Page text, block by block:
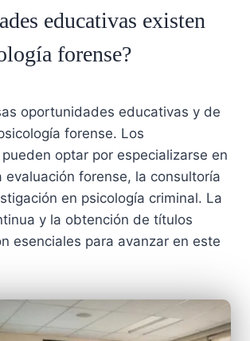
educativas existen
forense?
oportunidades educativas y de
forense. Los
optar por especializarse en
evaluación forense, la consultoría
en psicología criminal. La
y la obtención de títulos
esenciales para avanzar en este